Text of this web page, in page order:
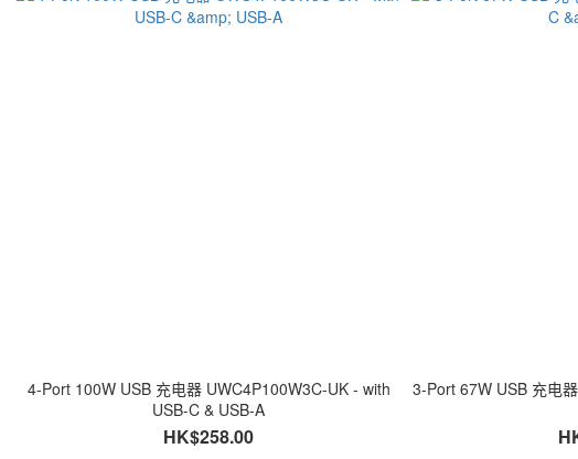
4-Port 100W USB 充电器 UWC4P100W3C-UK - with
USB-C & USB-A
HK$258.00
3-Port 67W USB 充电